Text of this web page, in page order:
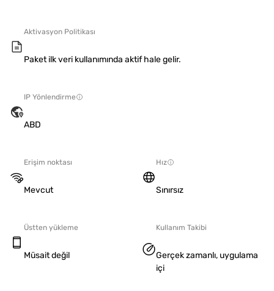
Aktivasyon Politikası
Paket ilk veri kullanımında aktif hale gelir.
IP Yönlendirme
ABD
Erişim noktası
Mevcut
Hız
Sınırsız
Üstten yükleme
Müsait değil
Kullanım Takibi
Gerçek zamanlı, uygulama
içi